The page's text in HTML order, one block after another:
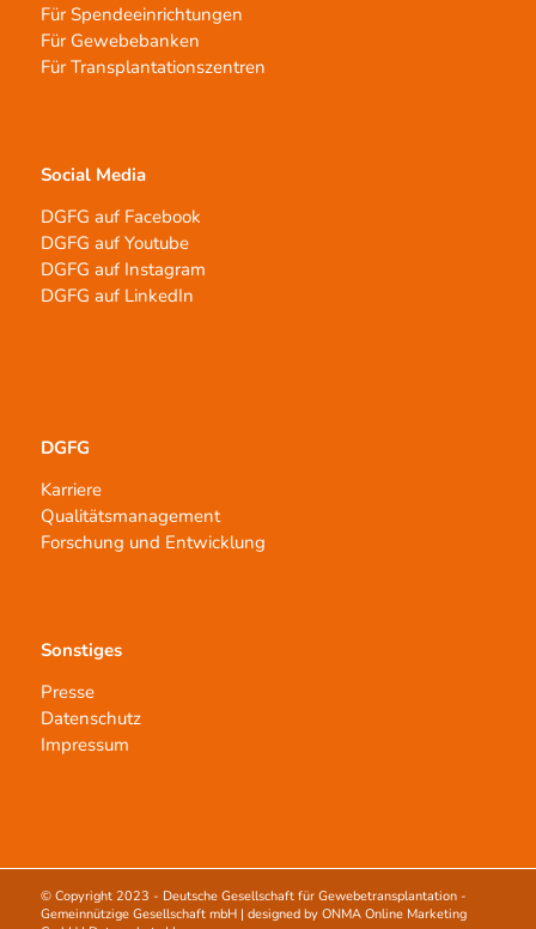
Für Spendeeinrichtungen
Für Gewebebanken
Für Transplantationszentren
Social Media
DGFG auf Facebook
DGFG auf Youtube
DGFG auf Instagram
DGFG auf LinkedIn
DGFG
Karriere
Qualitätsmanagement
Forschung und Entwicklung
Sonstiges
Presse
Datenschutz
Impressum
© Copyright 2023 - Deutsche Gesellschaft für Gewebetransplantation -
Gemeinnützige Gesellschaft mbH| designed by ONMA Online Marketing